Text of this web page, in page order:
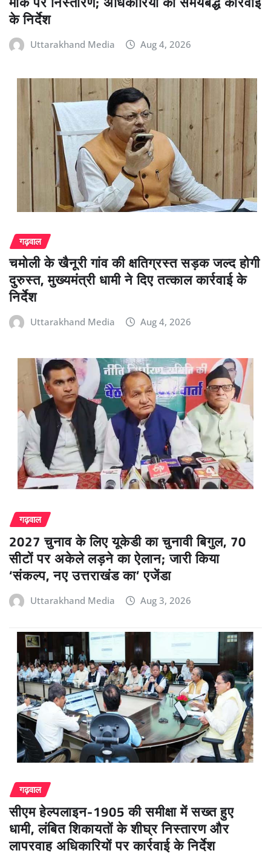
के निर्देश
Uttarakhand Media Aug 4, 2026
गढ़वाल
चमोली के खैनूरी गांव की क्षतिग्रस्त सड़क जल्द होगी
दुरुस्त, मुख्यमंत्री धामी ने दिए तत्काल कार्रवाई के
निर्देश
Uttarakhand Media Aug 4, 2026
गढ़वाल
2027 चुनाव के लिए यूकेडी का चुनावी बिगुल, 70
सीटों पर अकेले लड़ने का ऐलान; जारी किया
‘संकल्प, नए उत्तराखंड का’ एजेंडा
Uttarakhand Media Aug 3, 2026
गढ़वाल
सीएम हेल्पलाइन-1905 की समीक्षा में सख्त हुए
धामी, लंबित शिकायतों के शीघ्र निस्तारण और
लापरवाह अधिकारियों पर कार्रवाई के निर्देश